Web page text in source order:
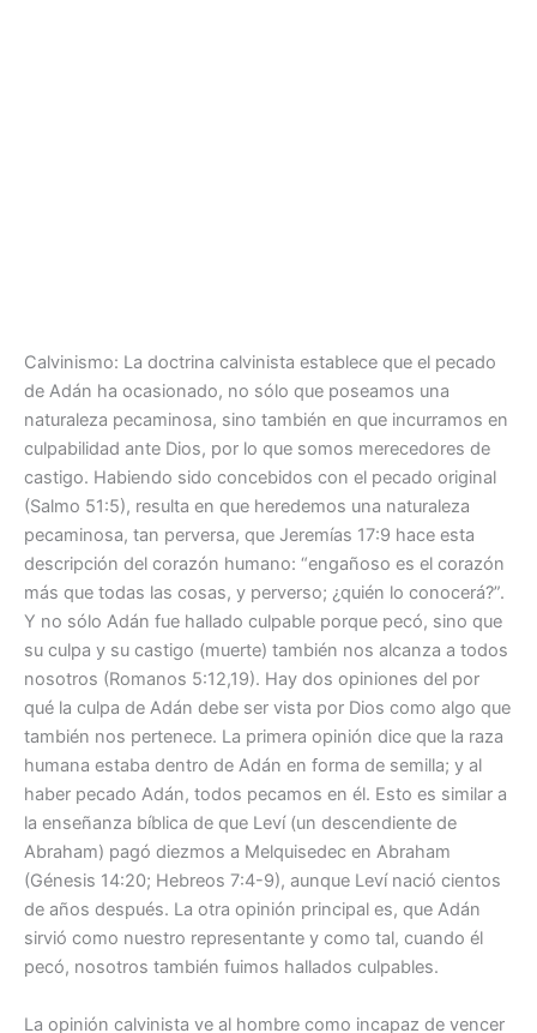
Calvinismo: La doctrina calvinista establece que el pecado
de Adán ha ocasionado, no sólo que poseamos una
naturaleza pecaminosa, sino también en que incurramos en
culpabilidad ante Dios, por lo que somos merecedores de
castigo. Habiendo sido concebidos con el pecado original
(Salmo 51:5), resulta en que heredemos una naturaleza
pecaminosa, tan perversa, que Jeremías 17:9 hace esta
descripción del corazón humano: “engañoso es el corazón
más que todas las cosas, y perverso; ¿quién lo conocerá?”.
Y no sólo Adán fue hallado culpable porque pecó, sino que
su culpa y su castigo (muerte) también nos alcanza a todos
nosotros (Romanos 5:12,19). Hay dos opiniones del por
qué la culpa de Adán debe ser vista por Dios como algo que
también nos pertenece. La primera opinión dice que la raza
humana estaba dentro de Adán en forma de semilla; y al
haber pecado Adán, todos pecamos en él. Esto es similar a
la enseñanza bíblica de que Leví (un descendiente de
Abraham) pagó diezmos a Melquisedec en Abraham
(Génesis 14:20; Hebreos 7:4-9), aunque Leví nació cientos
de años después. La otra opinión principal es, que Adán
sirvió como nuestro representante y como tal, cuando él
pecó, nosotros también fuimos hallados culpables.
La opinión calvinista ve al hombre como incapaz de vencer